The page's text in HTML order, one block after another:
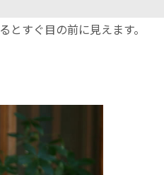
すぐ目の前に見えます。